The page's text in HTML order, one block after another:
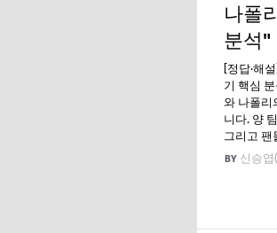
나폴
분석"
[정답·해
기 핵심
와 나폴리
니다. 양
그리고 팬
신승엽